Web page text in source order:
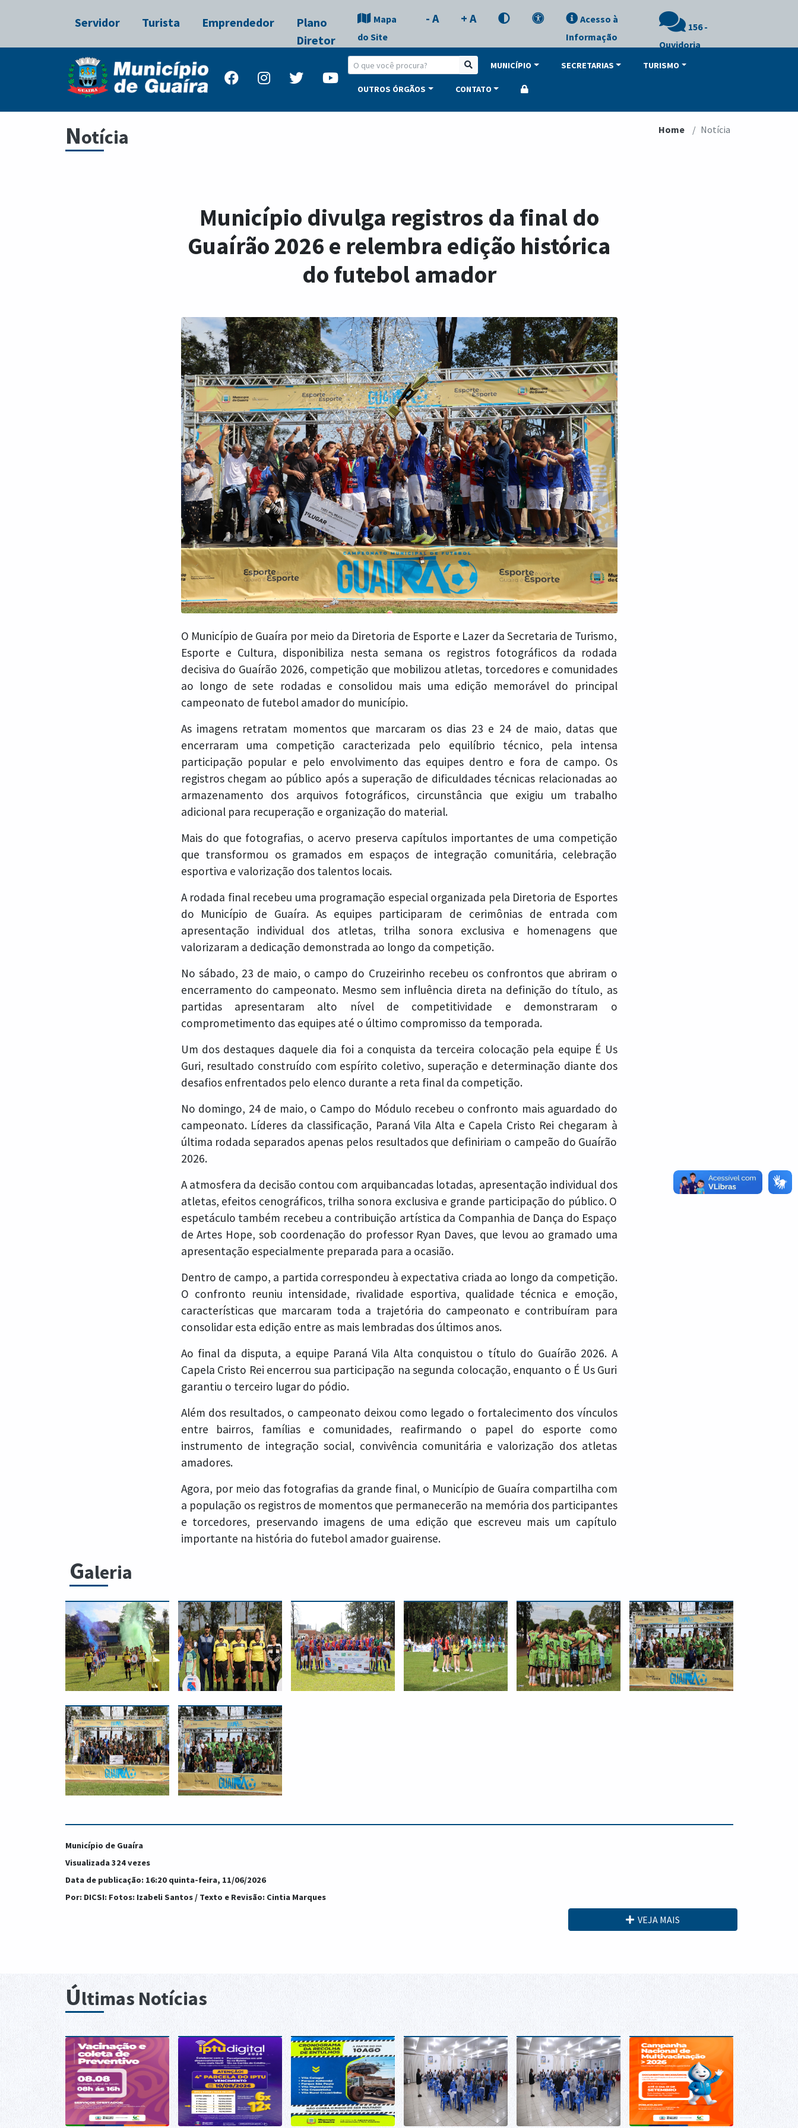
Servidor Turista Emprendedor
Plano
Diretor
Mapa
do Site
- A + A
Acesso à
Informação
156 -
Ouvidoria
MUNICÍPIO SECRETARIAS TURISMO
OUTROS ÓRGÃOS CONTATO
Notícia Home Notícia
Município divulga registros da final do
Guaírão 2026 e relembra edição histórica
do futebol amador
O Município de Guaíra por meio da Diretoria de Esporte e Lazer da Secretaria de Turismo,
Esporte e Cultura, disponibiliza nesta semana os registros fotográficos da rodada
decisiva do Guaírão 2026, competição que mobilizou atletas, torcedores e comunidades
ao longo de sete rodadas e consolidou mais uma edição memorável do principal
campeonato de futebol amador do município.
As imagens retratam momentos que marcaram os dias 23 e 24 de maio, datas que
encerraram uma competição caracterizada pelo equilíbrio técnico, pela intensa
participação popular e pelo envolvimento das equipes dentro e fora de campo. Os
registros chegam ao público após a superação de dificuldades técnicas relacionadas ao
armazenamento dos arquivos fotográficos, circunstância que exigiu um trabalho
adicional para recuperação e organização do material.
Mais do que fotografias, o acervo preserva capítulos importantes de uma competição
que transformou os gramados em espaços de integração comunitária, celebração
esportiva e valorização dos talentos locais.
A rodada final recebeu uma programação especial organizada pela Diretoria de Esportes
do Município de Guaíra. As equipes participaram de cerimônias de entrada com
apresentação individual dos atletas, trilha sonora exclusiva e homenagens que
valorizaram a dedicação demonstrada ao longo da competição.
No sábado, 23 de maio, o campo do Cruzeirinho recebeu os confrontos que abriram o
encerramento do campeonato. Mesmo sem influência direta na definição do título, as
partidas apresentaram alto nível de competitividade e demonstraram o
comprometimento das equipes até o último compromisso da temporada.
Um dos destaques daquele dia foi a conquista da terceira colocação pela equipe É Us
Guri, resultado construído com espírito coletivo, superação e determinação diante dos
desafios enfrentados pelo elenco durante a reta final da competição.
No domingo, 24 de maio, o Campo do Módulo recebeu o confronto mais aguardado do
campeonato. Líderes da classificação, Paraná Vila Alta e Capela Cristo Rei chegaram à
última rodada separados apenas pelos resultados que definiriam o campeão do Guaírão
2026.
A atmosfera da decisão contou com arquibancadas lotadas, apresentação individual dos
atletas, efeitos cenográficos, trilha sonora exclusiva e grande participação do público. O
espetáculo também recebeu a contribuição artística da Companhia de Dança do Espaço
de Artes Hope, sob coordenação do professor Ryan Daves, que levou ao gramado uma
apresentação especialmente preparada para a ocasião.
Dentro de campo, a partida correspondeu à expectativa criada ao longo da competição.
O confronto reuniu intensidade, rivalidade esportiva, qualidade técnica e emoção,
características que marcaram toda a trajetória do campeonato e contribuíram para
consolidar esta edição entre as mais lembradas dos últimos anos.
Ao final da disputa, a equipe Paraná Vila Alta conquistou o título do Guaírão 2026. A
Capela Cristo Rei encerrou sua participação na segunda colocação, enquanto o É Us Guri
garantiu o terceiro lugar do pódio.
Além dos resultados, o campeonato deixou como legado o fortalecimento dos vínculos
entre bairros, famílias e comunidades, reafirmando o papel do esporte como
instrumento de integração social, convivência comunitária e valorização dos atletas
amadores.
Agora, por meio das fotografias da grande final, o Município de Guaíra compartilha com
a população os registros de momentos que permanecerão na memória dos participantes
e torcedores, preservando imagens de uma edição que escreveu mais um capítulo
importante na história do futebol amador guairense.
Galeria
Município de Guaíra
Visualizada 324 vezes
Data de publicação: 16:20 quinta-feira, 11/06/2026
Por: DICSI: Fotos: Izabeli Santos / Texto e Revisão: Cintia Marques
VEJA MAIS
Últimas Notícias